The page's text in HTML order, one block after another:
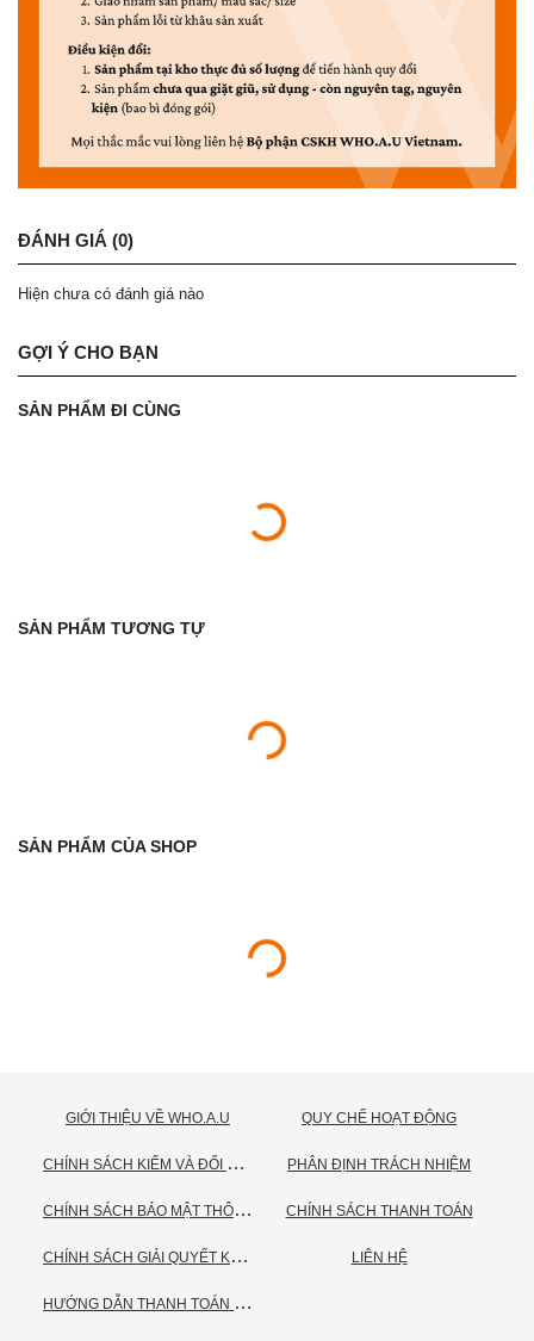
ĐÁNH GIÁ (0)
Hiện chưa có đánh giá nào
GỢI Ý CHO BẠN
SẢN PHẨM ĐI CÙNG
SẢN PHẨM TƯƠNG TỰ
SẢN PHẨM CỦA SHOP
GIỚI THIỆU VỀ WHO.A.U
C
HÍNH SÁCH KIỂM VÀ ĐỔI TRẢ HÀNG
C
HÍNH SÁCH BẢO MẬT THÔNG TIN CÁ NHÂN
C
HÍNH SÁCH GIẢI QUYẾT KHIẾU NẠI
H
ƯỚNG DẪN THANH TOÁN VNPAY
QUY CHẾ HOẠT ĐỘNG
PHÂN ĐỊNH TRÁCH NHIỆM
CHÍNH SÁCH THANH TOÁN
LIÊN HỆ